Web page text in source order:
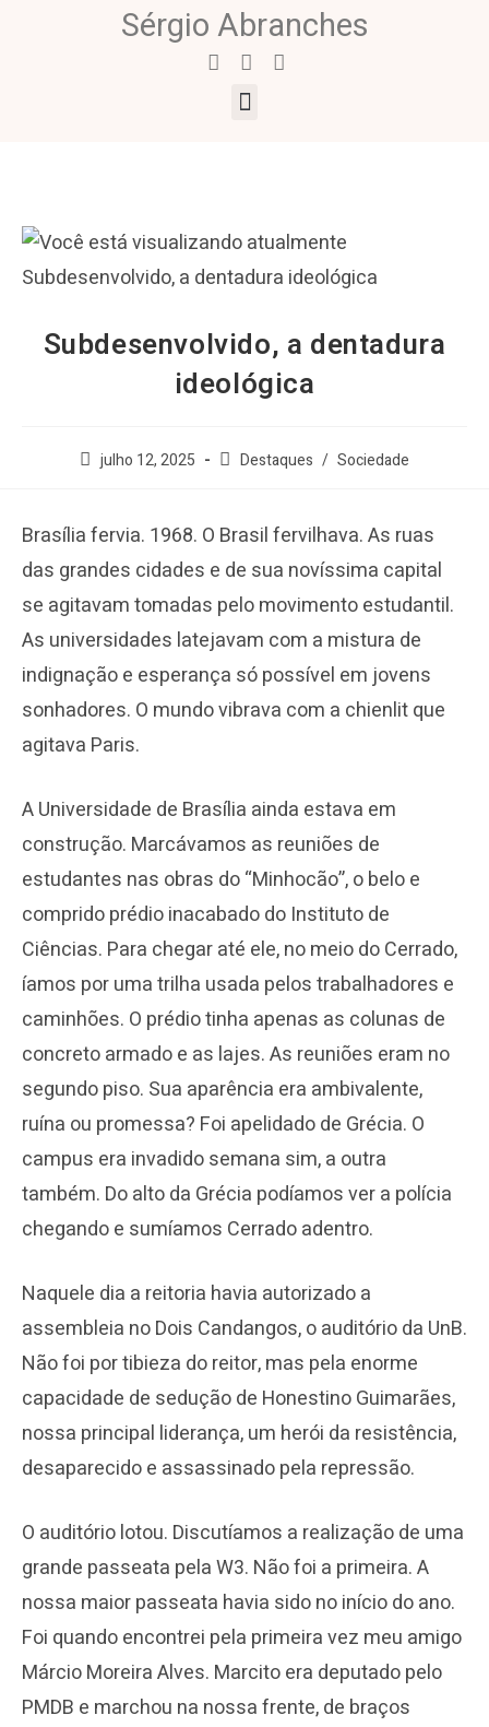
Sérgio Abranches
Subdesenvolvido, a dentadura
ideológica
julho 12, 2025 Destaques / Sociedade
Brasília fervia. 1968. O Brasil fervilhava. As ruas
das grandes cidades e de sua novíssima capital
se agitavam tomadas pelo movimento estudantil.
As universidades latejavam com a mistura de
indignação e esperança só possível em jovens
sonhadores. O mundo vibrava com a chienlit que
agitava Paris.
A Universidade de Brasília ainda estava em
construção. Marcávamos as reuniões de
estudantes nas obras do “Minhocão”, o belo e
comprido prédio inacabado do Instituto de
Ciências. Para chegar até ele, no meio do Cerrado,
íamos por uma trilha usada pelos trabalhadores e
caminhões. O prédio tinha apenas as colunas de
concreto armado e as lajes. As reuniões eram no
segundo piso. Sua aparência era ambivalente,
ruína ou promessa? Foi apelidado de Grécia. O
campus era invadido semana sim, a outra
também. Do alto da Grécia podíamos ver a polícia
chegando e sumíamos Cerrado adentro.
Naquele dia a reitoria havia autorizado a
assembleia no Dois Candangos, o auditório da UnB.
Não foi por tibieza do reitor, mas pela enorme
capacidade de sedução de Honestino Guimarães,
nossa principal liderança, um herói da resistência,
desaparecido e assassinado pela repressão.
O auditório lotou. Discutíamos a realização de uma
grande passeata pela W3. Não foi a primeira. A
nossa maior passeata havia sido no início do ano.
Foi quando encontrei pela primeira vez meu amigo
Márcio Moreira Alves. Marcito era deputado pelo
PMDB e marchou na nossa frente, de braços